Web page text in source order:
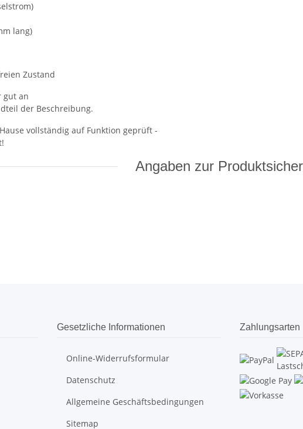
lang)
Zustand
gut an
der Beschreibung.
vollständig auf Funktion geprüft -
Angaben zur
Gesetzliche Informationen
Online-Widerrufsformular
Datenschutz
Allgemeine Geschäftsbedingungen
Sitemap
Zahlungsarten